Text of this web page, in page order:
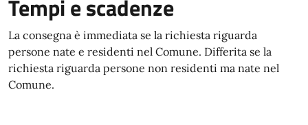
Tempi e scadenze
La consegna è immediata se la richiesta riguarda
persone nate e residenti nel Comune. Differita se la
richiesta riguarda persone non residenti ma nate nel
Comune.